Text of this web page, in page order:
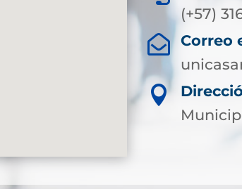
(+57)

Correo
